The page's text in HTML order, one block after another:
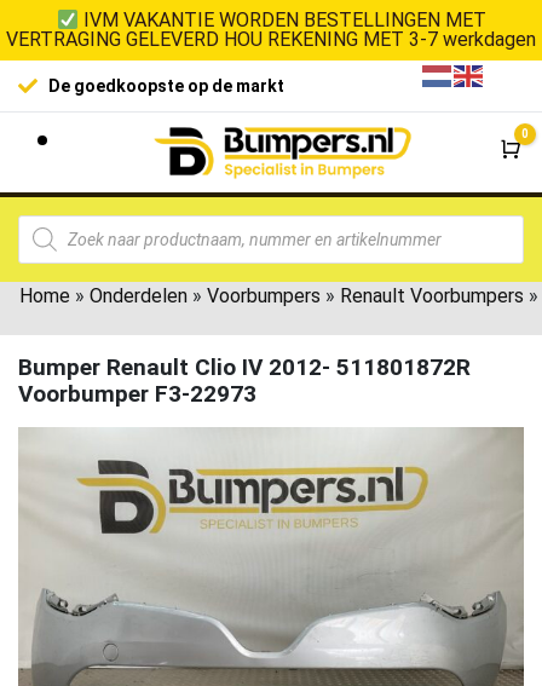
IVM VAKANTIE WORDEN BESTELLINGEN MET
VERTRAGING GELEVERD HOU REKENING MET 3-7 werkdagen
De goedkoopste op de markt
0
Home » Onderdelen » Voorbumpers » Renault Voorbumpers »
Bumper Renault Clio IV 2012- 511801872R
Voorbumper F3-22973